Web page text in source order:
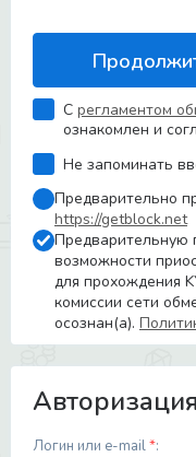
С регламентом
ознакомлен и
Не запоминать
Предварительно
https://getblock.net
Предварительную
возможности
для прохождения
комиссии сети
осознан(а).
Авторизация
Логин или e-mail*: